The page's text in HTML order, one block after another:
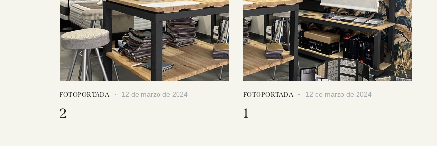
FOTOPORTADA 12 de marzo de 2024
2
FOTOPORTADA 12 de marzo de 2024
1